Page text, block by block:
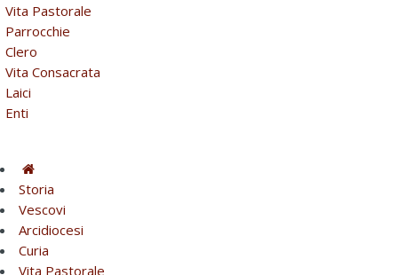
Vita Pastorale
Parrocchie
Clero
Vita Consacrata
Laici
Enti
Storia
Vescovi
Arcidiocesi
Curia
Vita Pastorale